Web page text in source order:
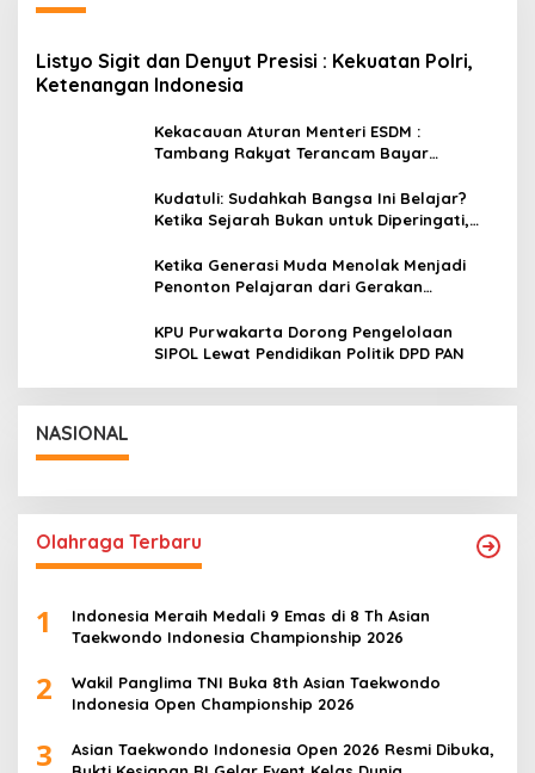
Listyo Sigit dan Denyut Presisi : Kekuatan Polri,
Ketenangan Indonesia
Kekacauan Aturan Menteri ESDM :
Tambang Rakyat Terancam Bayar
Kudatuli: Sudahkah Bangsa Ini Belajar?
Ketika Sejarah Bukan untuk Diperingati,
Ketika Generasi Muda Menolak Menjadi
Penonton Pelajaran dari Gerakan
KPU Purwakarta Dorong Pengelolaan
SIPOL Lewat Pendidikan Politik DPD PAN
NASIONAL
Olahraga Terbaru
1
Indonesia Meraih Medali 9 Emas di 8 Th Asian
Taekwondo Indonesia Championship 2026
2
Wakil Panglima TNI Buka 8th Asian Taekwondo
Indonesia Open Championship 2026
3
Asian Taekwondo Indonesia Open 2026 Resmi Dibuka,